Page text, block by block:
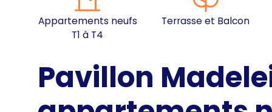
Appartements neufs
T1 à T4
Terrasse et Balcon
Pavillon